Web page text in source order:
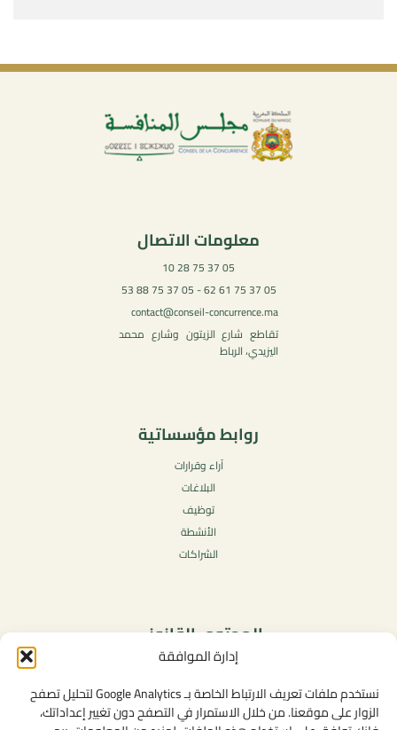
إدارة الموافقة
نستخدم ملفات تعريف الارتباط الخاصة بـ Google Analytics لتحليل تصفح
الزوار على موقعنا. من خلال الاستمرار في التصفح دون تغيير إعداداتك،
معلومات الاتصال
05 37 75 28 10
05 37 75 61 62 - 05 37 75 88 53
contact@conseil-concurrence.ma
تقاطع شارع الزيتون وشارع محمد
اليزيدي، الرباط
روابط مؤسساتية
آراء وقرارات
البلاغات
توظيف
الأنشطة
الشراكات
المحتوى القانوني
سياسة الخصوصية
شروط الاستخدام العامة
الإشعارات القانونية